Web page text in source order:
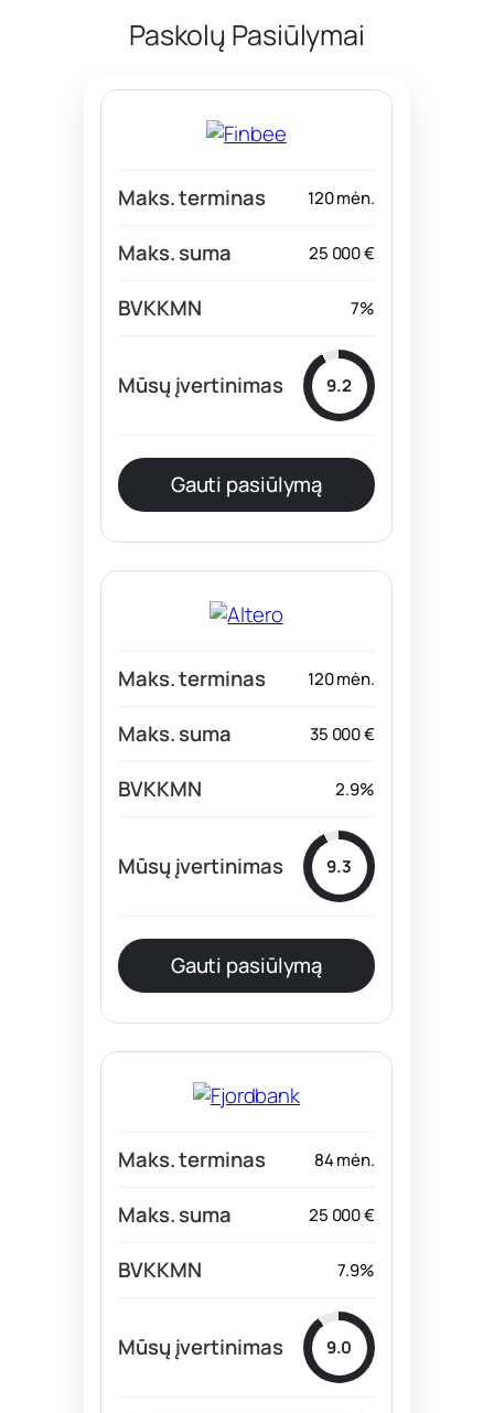
Paskolų Pasiūlymai
120 mėn.
25 000 €
7%
9.2
Gauti pasiūlymą
120 mėn.
35 000 €
2.9%
9.3
Gauti pasiūlymą
84 mėn.
25 000 €
7.9%
9.0